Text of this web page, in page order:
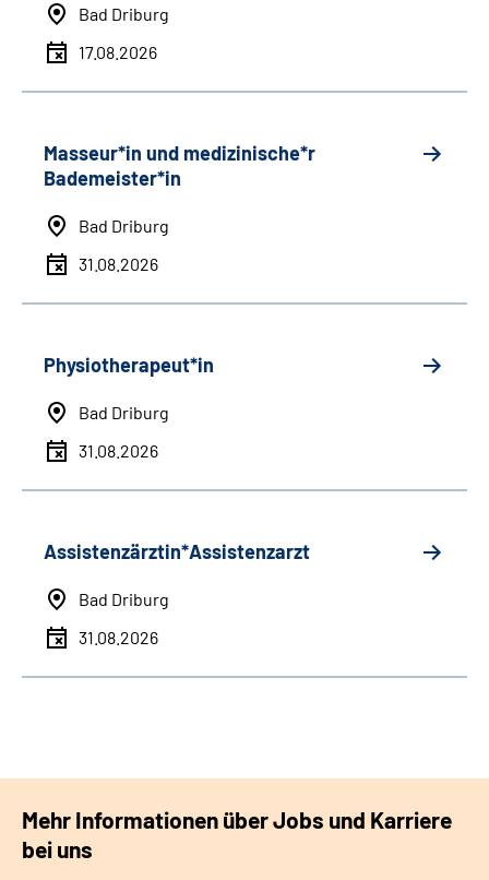
Bad Driburg
17.08.2026
Masseur*in und medizinische*r
Bademeister*in
Bad Driburg
31.08.2026
Physiotherapeut*in
Bad Driburg
31.08.2026
Assistenzärztin*Assistenzarzt
Bad Driburg
31.08.2026
Mehr Informationen über Jobs und Karriere
bei uns